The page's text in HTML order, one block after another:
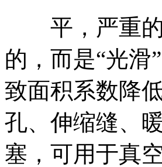
平，严重的
的，而是“光滑
致面积系数降
孔、伸缩缝、
塞，可用于真